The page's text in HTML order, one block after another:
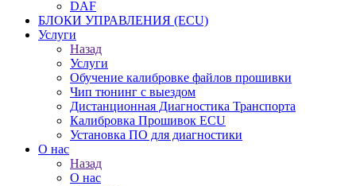
DAF
БЛОКИ УПРАВЛЕНИЯ (ECU)
Услуги
Назад
Услуги
Обучение калибровке файлов прошивки
Чип тюнинг с выездом
Дистанционная Диагностика Транспорта
Калибровка Прошивок ECU
Установка ПО для диагностики
О нас
Назад
О нас